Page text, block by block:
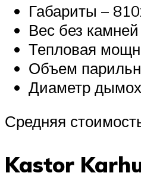
Габариты –
Вес без камней
Тепловая
Объем
Диаметр
Средняя
Kastor